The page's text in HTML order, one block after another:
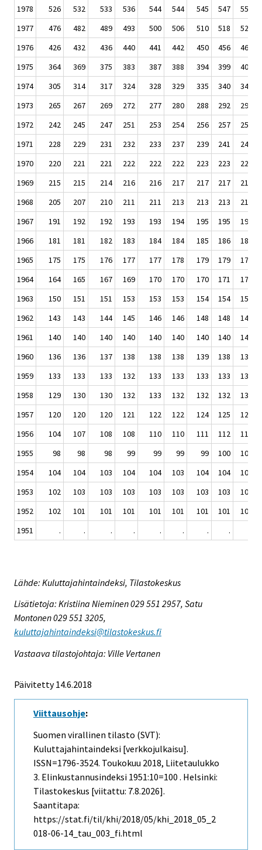
1978 526 532 533 536 544 544 545 547
551
1977
476 482 489 493 500 506 510 518
520
1976
426 432 436 440 441 442 450 456
460
1975
364 369 375 383 387 388 394 399
405
1974
305 314 317 324 328 329 335 340
348
1973
265 267 269 272 277 280 288 292
295
1972
242 245 247 251 253 254 256 257
259
1971
228 229 231 232 233 237 239 241
243
1970
220 221 221 222 222 222 223 223
224
1969
215 215 214 216 216 217 217 217
218
1968
205 207 210 211 211 213 213 213
214
1967
191 192 192 193 193 194 195 195
197
1966
181 181 182 183 184 184 185 186
187
1965
175 175 176 177 177 178 179 179
179
1964
164 165 167 169 170 170 170 171
172
1963
150 151 151 153 153 153 154 154
156
1962
143 143 144 145 146 146 148 148
148
1961
140 140 140 140 140 140 140 140
140
1960
136 136 137 138 138 138 139 138
138
1959
133 133 133 132 133 133 133 133
134
1958
129 130 130 132 133 132 132 132
132
1957
120 120 120 121 122 122 124 125
126
1956
104 107 108 108 110 110 111 112
113
1955
98 98 98 99 99 99 99 100
100
1954
104 104 103 104 104 103 104 104
104
1953
102 103 103 103 103 103 103 103
103
1952
102 101 101 101 101 101 101 101
101
1951
. . . . . . . .
Lähde: Kuluttajahintaindeksi, Tilastokeskus
Lisätietoja: Kristiina Nieminen 029 551 2957, Satu
Montonen 029 551 3205,
kuluttajahintaindeksi@tilastokeskus.fi
Vastaava tilastojohtaja: Ville Vertanen
Päivitetty 14.6.2018
Viittausohje:
Suomen virallinen tilasto (SVT):
Kuluttajahintaindeksi [verkkojulkaisu].
ISSN=1796-3524. Toukokuu 2018, Liitetaulukko
3. Elinkustannusindeksi 1951:10=100 . Helsinki:
Tilastokeskus [viitattu: 7.8.2026].
Saantitapa:
https://stat.fi/til/khi/2018/05/khi_2018_05_2
018-06-14_tau_003_fi.html